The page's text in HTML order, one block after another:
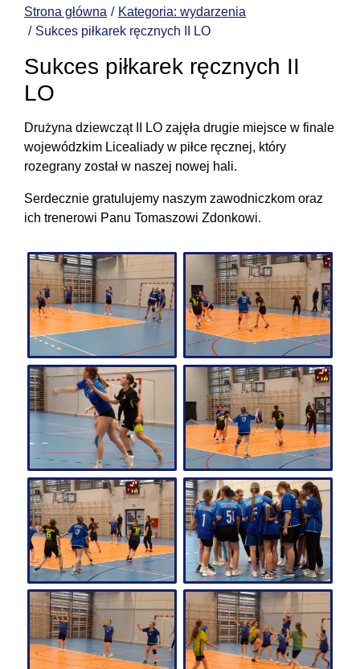
Strona główna
Kategoria: wydarzenia
Sukces piłkarek ręcznych II LO
Sukces piłkarek ręcznych II
LO
Drużyna dziewcząt II LO zajęła drugie miejsce w finale
wojewódzkim Licealiady w piłce ręcznej, który
rozegrany został w naszej nowej hali.
Serdecznie gratulujemy naszym zawodniczkom oraz
ich trenerowi Panu Tomaszowi Zdonkowi.